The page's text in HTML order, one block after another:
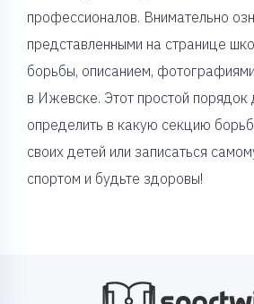
профессионалов. Внимательно
представленными на странице
борьбы, описанием,
в Ижевске. Этот простой
определить в какую секцию
своих детей или записаться
спортом и будьте здоровы!